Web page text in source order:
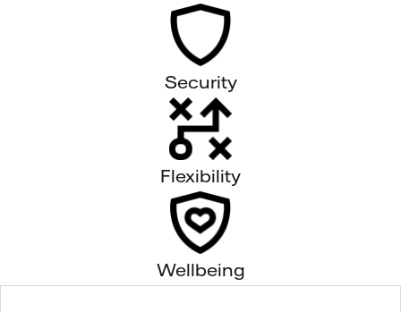
Security
Flexibility
Wellbeing